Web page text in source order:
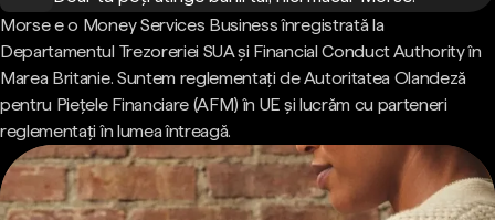
Morse e o Money Services Business înregistrată la
Departamentul Trezoreriei SUA și Financial Conduct Authority în
Marea Britanie. Suntem reglementați de Autoritatea Olandeză
pentru Piețele Financiare (AFM) în UE și lucrăm cu parteneri
reglementați în lumea întreagă.